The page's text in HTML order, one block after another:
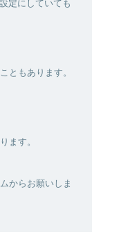
定にしていても
ともあります。
ます。
からお願いしま